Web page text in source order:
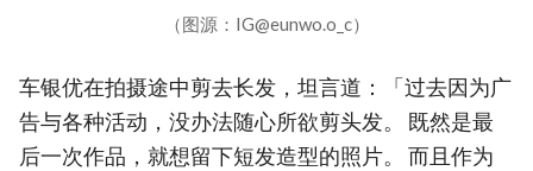
（图源：IG@eunwo.o_c）
车银优在拍摄途中剪去长发，坦言道：「过去因为广
告与各种活动，没办法随心所欲剪头发。 既然是最
后一次作品，就想留下短发造型的照片。 而且作为